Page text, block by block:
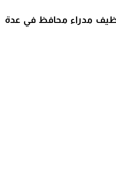
مدراء محافظ في عدة